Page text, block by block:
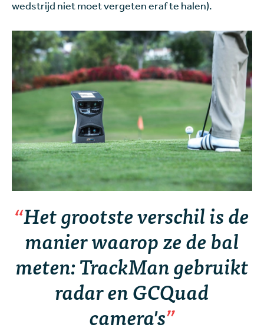
wedstrijd niet moet vergeten eraf te halen).
Het grootste verschil is de
manier waarop ze de bal
meten: TrackMan gebruikt
radar en GCQuad
camera's